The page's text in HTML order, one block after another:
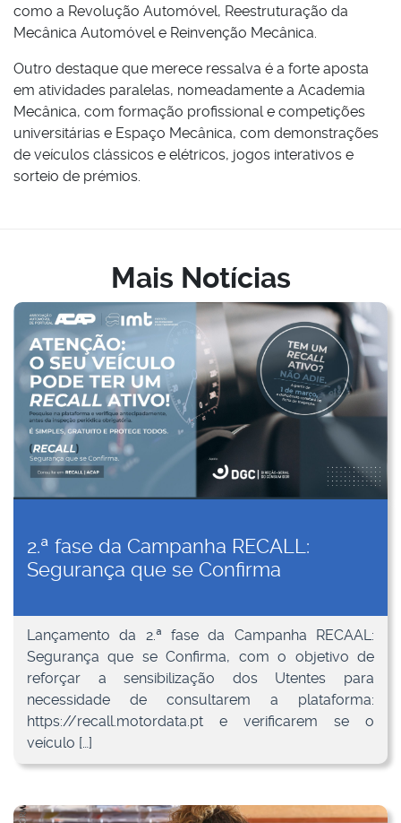
como a Revolução Automóvel, Reestruturação da
Mecânica Automóvel e Reinvenção Mecânica.
Outro destaque que merece ressalva é a forte aposta
em atividades paralelas, nomeadamente a Academia
Mecânica, com formação profissional e competições
universitárias e Espaço Mecânica, com demonstrações
de veículos clássicos e elétricos, jogos interativos e
sorteio de prémios.
Mais Notícias
2.ª fase da Campanha RECALL:
Segurança que se Confirma
Lançamento da 2.ª fase da Campanha RECAAL:
Segurança que se Confirma, com o objetivo de
reforçar a sensibilização dos Utentes para
necessidade de consultarem a plataforma:
https://recall.motordata.pt e verificarem se o
veículo […]